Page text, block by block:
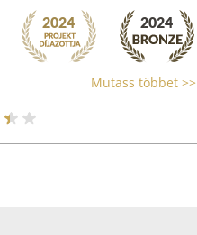
Mutass többet >>